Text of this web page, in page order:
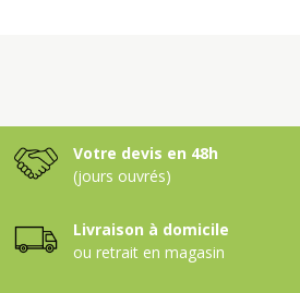
Votre devis en 48h
(jours ouvrés)
Livraison à domicile
ou retrait en magasin